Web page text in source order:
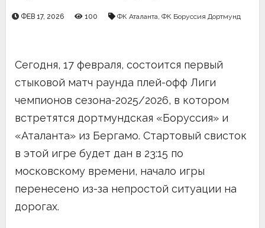
ФЕВ 17, 2026 100 ФК Аталанта, ФК Боруссия Дортмунд
Сегодня, 17 февраля, состоится первый
стыковой матч раунда плей-офф Лиги
чемпионов сезона-2025/2026, в котором
встретятся дортмундская «Боруссия» и
«Аталанта» из Бергамо. Стартовый свисток
в этой игре будет дан в 23:15 по
московскому времени, начало игры
перенесено из-за непростой ситуации на
дорогах.